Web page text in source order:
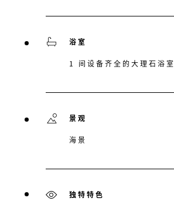
浴室
1 间设备齐全的大理石浴室
景观
海景
独特特色